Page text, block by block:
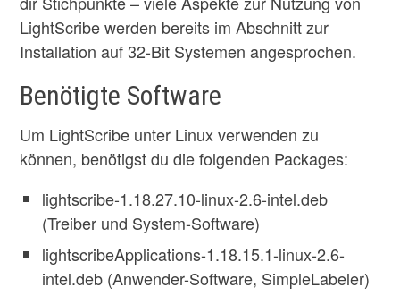
LightScribe werden bereits im Abschnitt zur
Installation auf 32-Bit Systemen angesprochen.
Benötigte Software
Um LightScribe unter Linux verwenden zu
können, benötigst du die folgenden Packages:
lightscribe-1.18.27.10-linux-2.6-intel.deb
(Treiber und System-Software)
lightscribeApplications-1.18.15.1-linux-2.6-
intel.deb (Anwender-Software, SimpleLabeler)